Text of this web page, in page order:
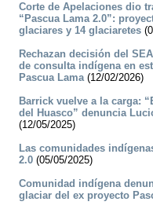
Corte de Apelaciones dio
“Pascua Lama 2.0”:
glaciares y 14 glaciaretes
Rechazan decisión del
de consulta indígena en
Pascua Lama(12/02/2026)
Barrick vuelve a la carga:
del Huasco” denuncia
(12/05/2025)
Las comunidades
2.0 (05/05/2025)
Comunidad indígena
glaciar del ex proyecto